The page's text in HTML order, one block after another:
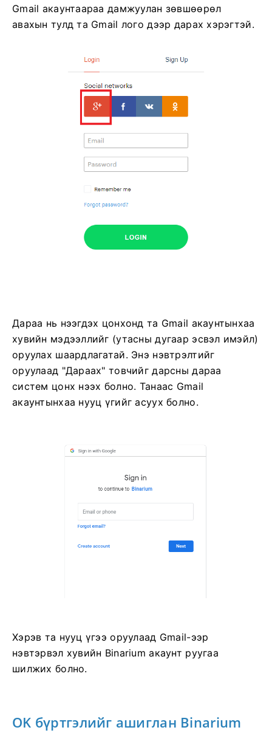
Gmail акаунтаараа дамжуулан зөвшөөрөл
авахын тулд та Gmail лого дээр дарах хэрэгтэй.
Дараа нь нээгдэх цонхонд та Gmail акаунтынхаа
хувийн мэдээллийг (утасны дугаар эсвэл имэйл)
оруулах шаардлагатай. Энэ нэвтрэлтийг
оруулаад "Дараах" товчийг дарсны дараа
систем цонх нээх болно. Танаас Gmail
акаунтынхаа нууц үгийг асуух болно.
Хэрэв та нууц үгээ оруулаад Gmail-ээр
нэвтэрвэл хувийн Binarium акаунт руугаа
шилжих болно.
OK бүртгэлийг ашиглан Binarium